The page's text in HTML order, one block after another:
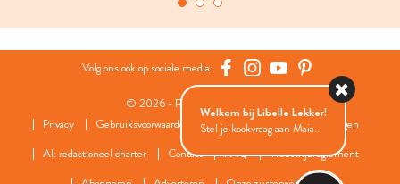
Volg ons ook op sociale media:
© 2026 - Roularta Media Group
Privacy
Gebruiksvoorwaarden Cookies
Cookies instellingen
AI: redactioneel charter
Contact FAQ
Wedstrijdreglement
Welkom bij Libelle Lekker!
Stel je kookvraag aan Maia...